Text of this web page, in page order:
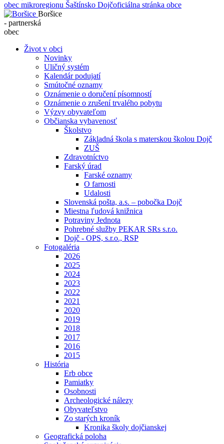
obec mikroregionu Šaštínsko Dojčoficiálna stránka obce
Boršice
- partnerská
obec
Život v obci
Novinky
Uličný systém
Kalendár podujatí
Smútočné oznamy
Oznámenie o doručení písomností
Oznámenie o zrušení trvalého pobytu
Výzvy obyvateľom
Občianska vybavenosť
Školstvo
Základná škola s materskou školou Dojč
ZUŠ
Zdravotníctvo
Farský úrad
Farské oznamy
O farnosti
Udalosti
Slovenská pošta, a.s. – pobočka Dojč
Miestna ľudová knižnica
Potraviny Jednota
Pohrebné služby PEKAR SRs s.r.o.
Dojč - OPS, s.r.o., RSP
Fotogaléria
2026
2025
2024
2023
2022
2021
2020
2019
2018
2017
2016
2015
História
Erb obce
Pamiatky
Osobnosti
Archeologické nálezy
Obyvateľstvo
Zo starých kroník
Kronika školy dojčianskej
Geografická poloha